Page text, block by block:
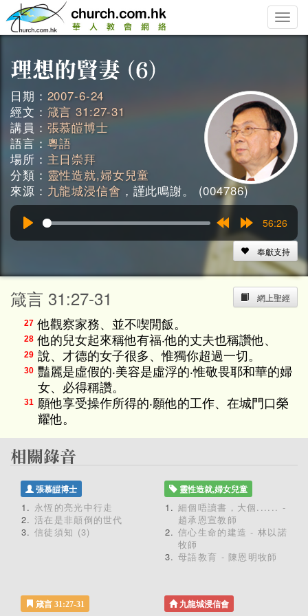
Toggle
日期： 2007-6-24
經文： 箴言 31:27-31
講員： 張慕皚博士
語言： 粵語
場所： 主日崇拜
分類： 靈性造就,婦女兒童
來源： 九龍城浸信會 ，謹此鳴謝。 (004786)
RewindForward
15s
56:26
奉獻支持
網上聖經
箴言 31:27-31
27 他觀察家務、並不喫閒飯。
28 他的兒女起來稱他有福‧他的丈夫也稱讚他、
29 說、才德的女子很多、惟獨你超過一切。
30 豔麗是虛假的‧美容是虛浮的‧惟敬畏耶和華的婦
女、必得稱讚。
31 願他享受操作所得的‧願他的工作、在城門口榮
耀他。
張慕皚博士
永恆的亮光中行走
活在是非顛倒的世代
信徒須知 (3)
靈性造就,婦女兒童
細個唔讀書，大個...... -
趙承恩宣教師
信心生命的建造 - 林以諾
牧師
母語教育 - 陳恩明牧師
箴言 31:27-31 九龍城浸信會